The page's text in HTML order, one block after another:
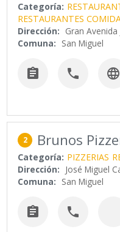
Categoría:
RESTAURANTES
Dirección: Gran
Comuna: San Miguel
  
2 Brunos
Categoría: PIZZERIAS
Dirección: José Miguel
Comuna: San Miguel
 